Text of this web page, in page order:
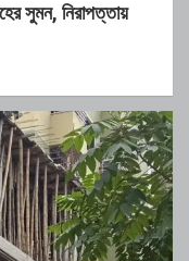
সুমন, নিরাপত্তায়